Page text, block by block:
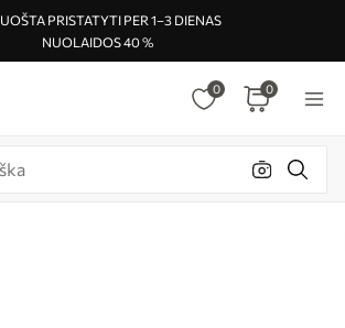
PRISTATYTI PER 1–3 DIENAS
NUOLAIDOS 40 %
0 0